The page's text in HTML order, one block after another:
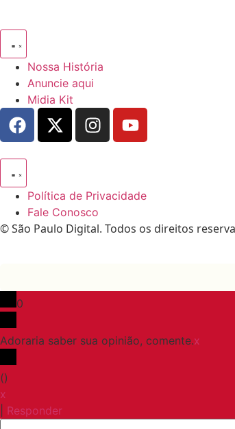
Nossa História
Anuncie aqui
Midia Kit
Política de Privacidade
Fale Conosco
© São Paulo Digital. Todos os direitos
0
Adoraria saber sua opinião, comente.x
()
x
Responder